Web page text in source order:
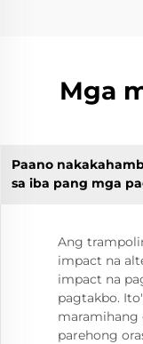
Mga
Paano
sa iba pang mga
Ang
impact na
impact na
pagtakbo.
maramihang
parehong